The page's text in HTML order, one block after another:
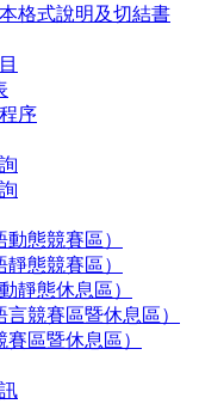
格式說明及切結書
序
態競賽區）
態競賽區）
靜態休息區）
競賽區暨休息區）
區暨休息區）